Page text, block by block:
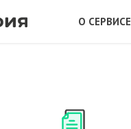
О СЕРВИСЕ